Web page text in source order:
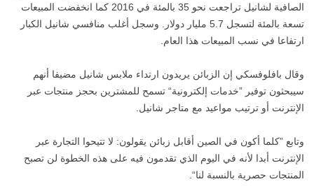
الصافية لشانيل تراجعت نحو 35 بالمئة في 2016 كما انخفضت المبيعات
تسعة بالمئة لتسجل 5.7 مليار دولار. وسجل أغلب منافسي شانيل الكبار
ارتفاعا في نسب المبيعات هذا العام.
وقال بافلوفسكي إن الزبائن يريدون ارتداء ملابس شانيل مضيفا أنهم
سيبحثون توفير ”خدمات إلكترونية“ تسمح للمشترين بحجز منتجات عبر
الإنترنت أو ترتيب مواعيد مع متاجر شانيل.
وتابع ”كلما أكون في الصين أقابل زبائن يقولون: لا تتيحوا التجارة عبر
الإنترنت أبدا لأنه في اليوم الذي تقدمون فيه على هذه الخطوة لن تصبح
المنتجات حصرية بالنسبة لنا“.